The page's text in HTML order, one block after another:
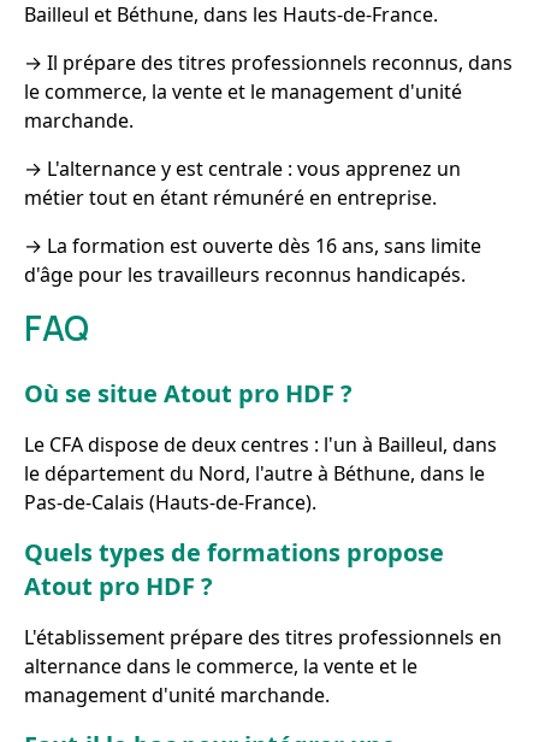
Bailleul et Béthune, dans les Hauts-de-France.
→ Il prépare des titres professionnels reconnus, dans
le commerce, la vente et le management d'unité
marchande.
→ L'alternance y est centrale : vous apprenez un
métier tout en étant rémunéré en entreprise.
→ La formation est ouverte dès 16 ans, sans limite
d'âge pour les travailleurs reconnus handicapés.
FAQ
Où se situe Atout pro HDF ?
Le CFA dispose de deux centres : l'un à Bailleul, dans
le département du Nord, l'autre à Béthune, dans le
Pas-de-Calais (Hauts-de-France).
Quels types de formations propose
Atout pro HDF ?
L'établissement prépare des titres professionnels en
alternance dans le commerce, la vente et le
management d'unité marchande.